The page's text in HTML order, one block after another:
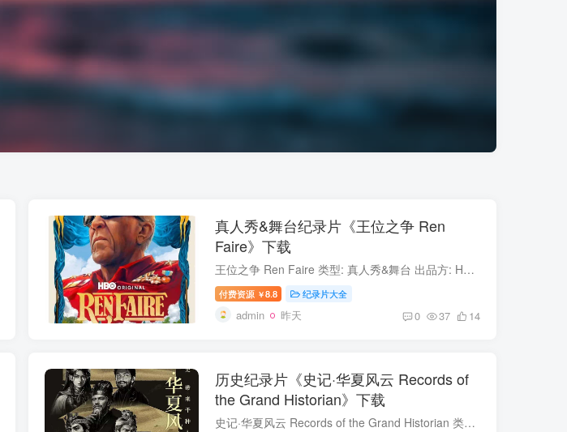
真人秀&舞台纪录片《王位之争 Ren
Faire》下载
王位之争 Ren Faire 类型: 真人秀&舞台 出品方: HBO 制片国家/地区: 美国 语言: 英语 首播: 2024 集数: 3 王位之争 简介 《王位之争：美国文艺复兴嘉年华》（Ren Faire）是一部由HBO推出的...
付费资源 ￥8.8 纪录片大全
admin 昨天 0 37 14
历史纪录片《史记·华夏风云 Records of
the Grand Historian》下载
史记·华夏风云 Records of the Grand Historian 类型: 历史 制片国家/地区: 中国大陆 语言: 汉语普通话 首播: 2024 集数: 19 史记·华夏风云 简介